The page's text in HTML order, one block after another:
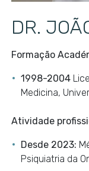
DR.
Formação
1998-2004
Medicina,
Atividade
Desde 2023:
Psiquiatria da